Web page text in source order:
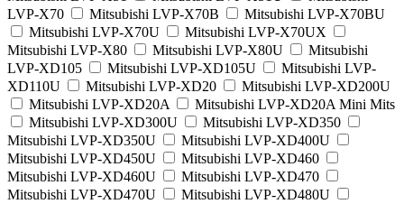
LVP-X70
Mitsubishi LVP-X70B
Mitsubishi LVP-X70BU
Mitsubishi LVP-X70U
Mitsubishi LVP-X70UX
Mitsubishi LVP-X80
Mitsubishi LVP-X80U
Mitsubishi
LVP-XD105
Mitsubishi LVP-XD105U
Mitsubishi LVP-
XD110U
Mitsubishi LVP-XD20
Mitsubishi LVP-XD200U
Mitsubishi LVP-XD20A
Mitsubishi LVP-XD20A Mini Mits
Mitsubishi LVP-XD300U
Mitsubishi LVP-XD350
Mitsubishi LVP-XD350U
Mitsubishi LVP-XD400U
Mitsubishi LVP-XD450U
Mitsubishi LVP-XD460
Mitsubishi LVP-XD460U
Mitsubishi LVP-XD470
Mitsubishi LVP-XD470U
Mitsubishi LVP-XD480U